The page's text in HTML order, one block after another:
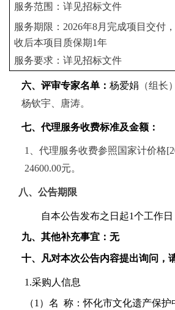
服务范围：详见招标文件
服务期限： 2026年8月完成项目交付
收后本项目质保期1年
服务要求：详见招标文件
六、评审专家名单：杨爱娟 （组长
杨钦宇、唐涛。
七、代理服务收费标准及金额：
1、代理服务收费参照国家计价格
24600.00元。
八、公告期限
自本公告发布之日起1个工作日
九、其他补充事宜：无
十、凡对本次公告内容提出询问，
1.采购人信息
（1）名 称：怀化市文化遗产保护